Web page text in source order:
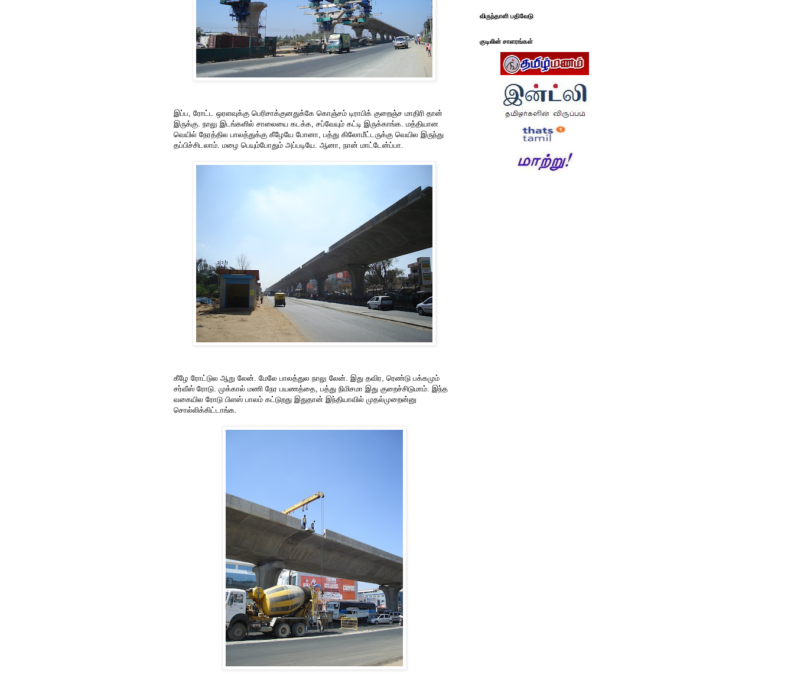
இப்ப, ரோட்ட ஒரளவுக்கு பெரிசாக்குனதுக்கே கொஞ்சம் டிராபிக் குறைஞ்ச மாதிரி தான்
இருக்கு. நாலு இடங்களில் சாலையை கடக்க, சப்வேயும் கட்டி இருக்காங்க. மத்தியான
வெயில் நேரத்தில பாலத்துக்கு கீழேயே போனா, பத்து கிலோமீட்டருக்கு வெயில இருந்து
தப்பிச்சிடலாம். மழை பெயும்போதும் அப்படியே. ஆனா, நான் மாட்டேன்ப்பா.
கீழே ரோட்டுல ஆறு லேன். மேலே பாலத்துல நாலு லேன். இது தவிர, ரெண்டு பக்கமும்
சர்வீஸ் ரோடு. முக்கால் மணி நேர பயணத்தை, பத்து நிமிசமா இது குறைச்சிடுமாம். இந்த
வகையில ரோடு பிளஸ் பாலம் கட்டுறது இதுதான் இந்தியாவில் முதல்முறைன்னு
சொல்லிக்கிட்டாங்க.
விருந்தாளி பதிவேடு
குடிலின் சாளரங்கள்